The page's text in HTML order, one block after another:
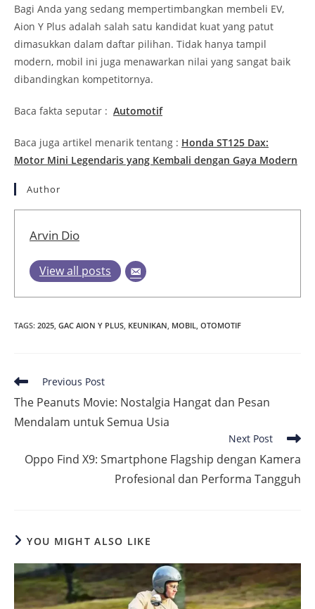
Bagi Anda yang sedang mempertimbangkan membeli EV,
Aion Y Plus adalah salah satu kandidat kuat yang patut
dimasukkan dalam daftar pilihan. Tidak hanya tampil
modern, mobil ini juga menawarkan nilai yang sangat baik
dibandingkan kompetitornya.
Baca fakta seputar : Automotif
Baca juga artikel menarik tentang : Honda ST125 Dax:
Motor Mini Legendaris yang Kembali dengan Gaya Modern
Author
Arvin Dio
View all posts
TAGS: 2025, GAC AION Y PLUS, KEUNIKAN, MOBIL, OTOMOTIF
Read
more
articles
Previous Post
The Peanuts Movie: Nostalgia Hangat dan Pesan
Mendalam untuk Semua Usia
Next Post
Oppo Find X9: Smartphone Flagship dengan Kamera
Profesional dan Performa Tangguh
YOU MIGHT ALSO LIKE